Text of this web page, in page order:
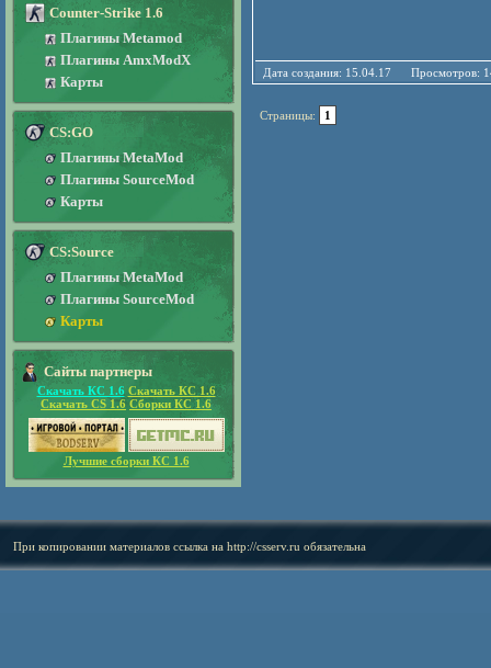
Дата создания: 15.04.17
Страницы: 1
Counter-Strike 1.6
Плагины Metamod
Плагины AmxModX
Карты
CS:GO
Плагины MetaMod
Плагины SourceMod
Карты
CS:Source
Плагины MetaMod
Плагины SourceMod
Карты
Сайты партнеры
Скачать КС 1.6 Скачать КС 1.6
Скачать CS 1.6 Сборки КС 1.6
Лучшие сборки КС 1.6
При копировании материалов ссылка на http://csserv.ru обязательна